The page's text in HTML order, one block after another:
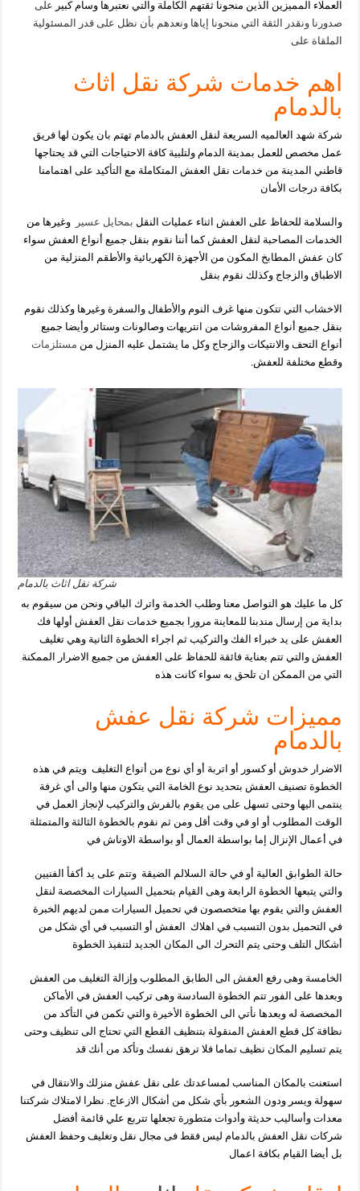
العملاء المميزين الذين منحونا ثقتهم الكاملة والتي نعتبرها وسام كبير على
صدورنا ونقدر الثقة التي منحونا إياها ونعدهم بأن نظل على قدر المسئولية
الملقاة على
اهم خدمات شركة نقل اثاث
بالدمام
شركة شهد العالميه السريعة لنقل العفش بالدمام تهتم بان يكون لها فريق
عمل مخصص للعمل بمدينة
الدمام ولتلبية كافة الاحتياجات التي قد يحتاجها
قاطني المدينة من خدمات نقل العفش المتكاملة مع التأكيد على اهتمامنا
بكافة درجات الأمان
والسلامة للحفاظ على العفش اثناء عمليات النقل بمحايل عسير
وغيرها من
الخدمات
المصاحبة لنقل العفش كما أننا نقوم بنقل جميع أنواع العفش سواء
كان عفش المطابخ المكون من الأجهزة
الكهربائية والأطقم المنزلية من
الاطباق والزجاج وكذلك نقوم بنقل
الاخشاب التي تتكون منها غرف النوموالأطفال والسفرة وغيرها وكذلك نقوم
بنقل جميع أنواع المفروشات من انتريهات وصالونات وستائر وأيضا جميع
أنواع التحف والانتيكات والزجاج وكل ما يشتمل عليه المنزل من مستلزمات
وقطع مختلفة للعفش.
شركة نقل اثاث بالدمام
كل ما عليك هو التواصل معنا وطلب الخدمة واترك الباقي ونحن من سيقوم به
بداية من إرسال مندبنا للمعاينة مرورا بجميع خدمات نقل العفش أولها فك
العفش على يد خبراء الفك والتركيب ثم اجراء الخطوة
الثانية وهي تغليف
العفش والتي تتم بعناية فائقة للحفاظ على العفش من جميع الاضرار الممكنة
التي من الممكن ان تلحق به سواء كانت هذه
مميزات شركة نقل عفش
بالدمام
الاضرار خدوش أو كسور أو اتربة أو أي نوع من أنواع التغليف ويتم في هذه
الخطوة تصنيف العفش بتحديد نوع الخامة التي يتكون منها والى أي غرفة
ينتمى اليها وحتى تسهل على من يقوم بالفرشوالتركيبلإنجاز العمل في
الوقت المطلوب أو او في وقت أقل ومن ثم نقوم بالخطوة الثالثة والمتمثلة
في أعمال
الإنزال إما بواسطة العمال أو بواسطة الاوناش في
حالة الطوابق العالية أو في حالة السلالم الضيقةوتتم على يد أكفأ الفنيين
والتي يتبعها الخطوة الرابعة وهى
القيام بتحميل السيارات المخصصة لنقل
العفش والتي يقوم بها متخصصون في تحميل السيارات ممن لديهم الخبرة
في التحميل بدون التسبب في اهلاك
العفش أو التسبب في أي شكل من
أشكال التلف وحتى يتم التحرك الى المكان الجديد لتنفيذ الخطوة
الخامسة وهى رفع العفش الى الطابق المطلوب وإزالة التغليف من العفش
وبعدها على الفور تتم
الخطوة
السادسة وهى تركيب العفش في الأماكن
المخصصة له وبعدها نأتي الى الخطوة الأخيرة والتيتكمن في التأكد من
نظافة كل قطع العفش المنقولة بتنظيف القطع التي تحتاج الى تنظيف وحتى
يتمتسليم المكان نظيف تماما فلا ترهق نفسك وتأكد من أنك قد
استعنت بالمكان المناسب لمساعدتك على نقل عفش منزلك والانتقال في
سهولة ويسر ودون الشعور بأي شكل من أشكال الازعاج. نظرا لامتلاك شركتنا
معداتوأساليب حديثة وأدوات متطورة تجعلها تتربع علي قائمة أفضل
شركات نقل العفش بالدمام ليس فقط فى مجال نقل وتغليف وحفظ العفش
بل أيضا القيام بكافة اعمال